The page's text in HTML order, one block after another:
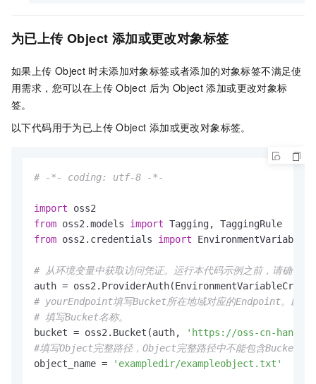
为已上传 Object 添加或更改对象标签
如果上传 Object 时未添加对象标签或者添加的对象标签不满足使
用需求，您可以在上传 Object 后为 Object 添加或更改对象标
签。
以下代码用于为已上传 Object 添加或更改对象标签。
# -*- coding: utf-8 -*-
import
from oss2.models import
from oss2.credentials import
# 从环境变量中获取访问凭证。运行本代码示例之前，请确保已设
# yourEndpoint填写Bucket所在地域对应的Endpoint。以
# 填写Bucket名称。
bucket = oss2.Bucket(auth,
'https://oss-cn-
#填写Object完整路径，Object完整路径中不能包含
object_name =
'exampledir/exampleobject.txt'